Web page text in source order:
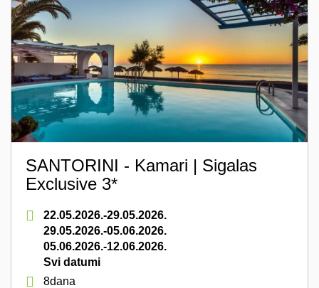
SANTORINI - Kamari | Sigalas
Exclusive 3*
22.05.2026.-29.05.2026.
29.05.2026.-05.06.2026.
05.06.2026.-12.06.2026.
Svi datumi
8dana